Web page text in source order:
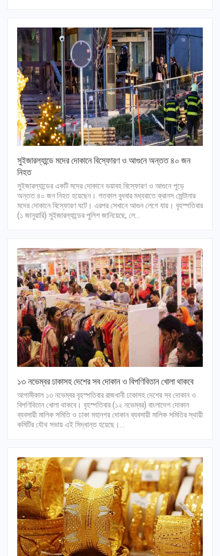
সুইজারল্যান্ডে মদের দোকানে বিস্ফোরণ ও আগুনে অন্তত ৪০ জন
নিহত
সুইজারল্যান্ডের একটি মদের দোকানে ভয়াবহ বিস্ফোরণ ও আগুনে পুড়ে
অন্তত ৪০ জন নিহত হয়েছেন। গতকাল বুধবার মধ্যরাতে ক্রানস মোন্টানার
মদের দোকানে বিস্ফোরণ ঘটে। এরপর সেখানে আগুন লেগে যায়। বৃহস্পতিবার
(১ জানুয়ারি) সুইজারল্যান্ডের পুলিশ জানিয়েছে, লে…
১৩ নভেম্বর ঢাকাসহ দেশের সব দোকান ও বিপণিবিতান খোলা থাকবে
আগামীকাল ১৩ নভেম্বর বৃহস্পতিবার রাজধানী ঢাকাসহ দেশের সব দোকান ও
বিপণিবিতান খোলা থাকবে। বৃহস্পতিবার (১২ নভেম্বর) বাংলাদেশ দোকান
ব্যবসায়ী মালিক সমিতি ও ঢাকা মহানগর দোকান ব্যবসায়ী মালিক সমিতির স্থায়ী
কমিটির যৌথ সভায় এই সিদ্ধান্ত হয়েছে।…